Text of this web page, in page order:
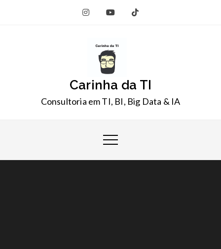
Carinha da TI
Consultoria em TI, BI, Big Data & IA